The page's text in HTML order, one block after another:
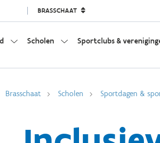
BRASSCHAAT
Scholen Sportclubs &
Brasschaat Scholen Sportdagen &